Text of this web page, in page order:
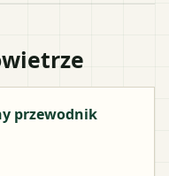
przewodnik